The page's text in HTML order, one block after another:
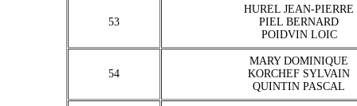
53
HUREL JEAN-PIERRE
PIEL BERNARD
POIDVIN LOIC
54
MARY DOMINIQUE
KORCHEF SYLVAIN
QUINTIN PASCAL